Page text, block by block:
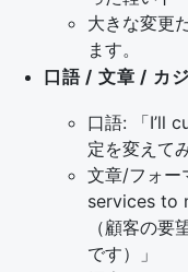
大きな変更
ます。
口語 / 文章 / カ
口語: 「I’ll
定を変えて
文章/フォ
services to
（顧客の
です）」